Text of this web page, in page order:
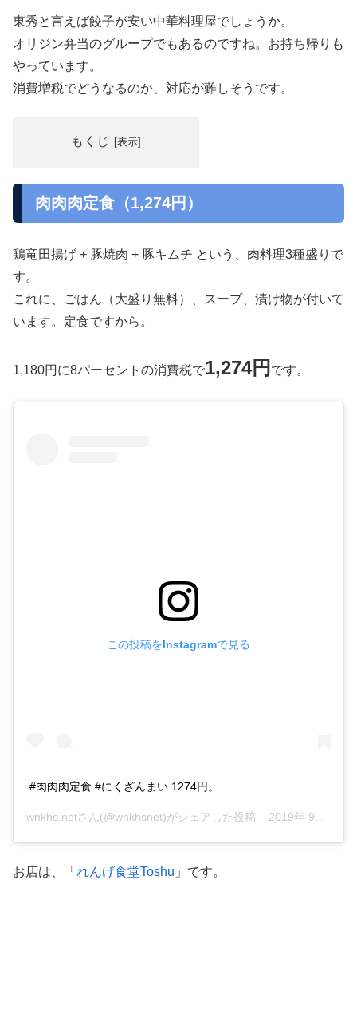
東秀と言えば餃子が安い中華料理屋でしょうか。
オリジン弁当のグループでもあるのですね。お持ち帰りも
やっています。
消費増税でどうなるのか、対応が難しそうです。
もくじ
肉肉肉定食（1,274円）
鶏竜田揚げ + 豚焼肉 + 豚キムチ という、肉料理3種盛りで
す。
これに、ごはん（大盛り無料）、スープ、漬け物が付いて
います。定食ですから。
1,180円に8パーセントの消費税で1,274円 です。
この投稿をInstagramで見る
#肉肉肉定食 #にくざんまい 1274円。
wnkhs.netさん(@wnkhsnet)がシェアした投稿 – 2019年 9月月25日午前4時19分PDT
お店は、「 れんげ食堂Toshu 」です。